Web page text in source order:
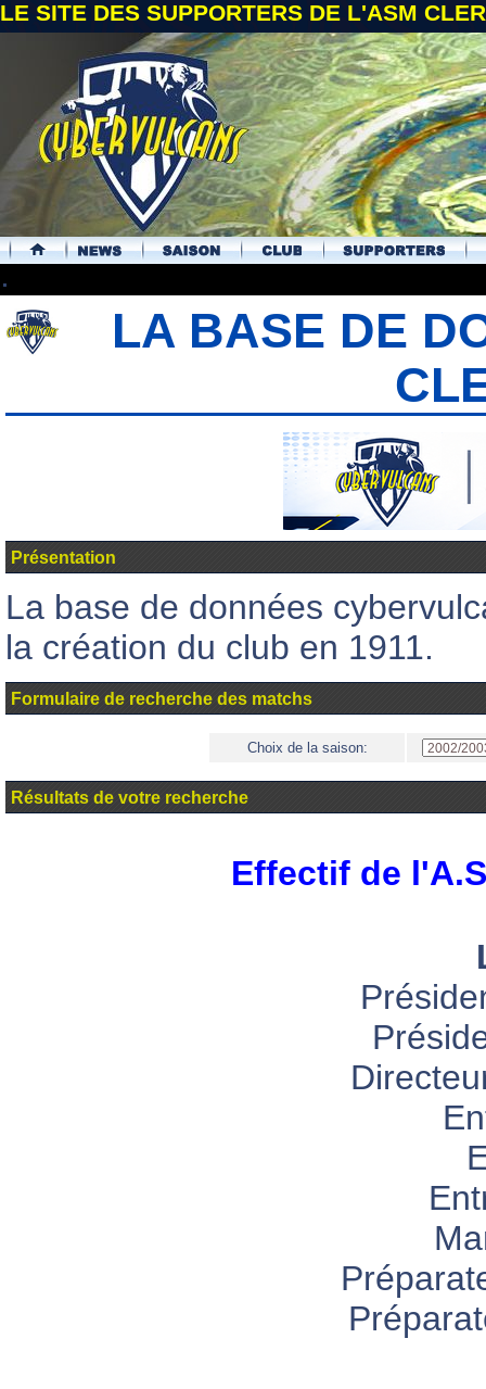
LE SITE DES SUPPORTERS DE L'ASM
.
LA BASE DE
Présentation
La base de données
la création du club en 1911.
Formulaire de recherche des matchs
Choix de la saison:
Résultats de votre recherche
Effectif de